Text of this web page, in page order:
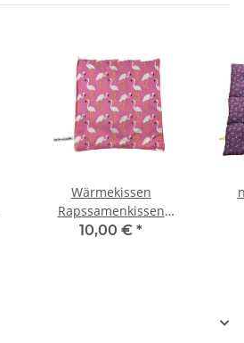
Wärmekissen
Rapssamenkissen
quadratisch "Flamingos"
10,00 € *